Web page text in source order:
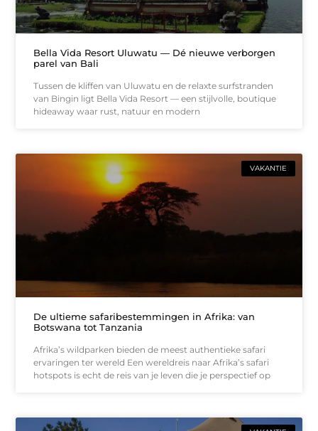
Bella Vida Resort Uluwatu — Dé nieuwe verborgen
parel van Bali
Tussen de kliffen van Uluwatu en de relaxte surfstranden
van Bingin ligt Bella Vida Resort — een stijlvolle, boutique
hideaway waar rust, natuur en modern
VAKANTIE
De ultieme safaribestemmingen in Afrika: van
Botswana tot Tanzania
Afrika’s wildparken bieden de meest authentieke safari
ervaringen ter wereld Een wereldreis naar Afrika’s safari
hotspots is echt de reis van je leven die je perspectief op